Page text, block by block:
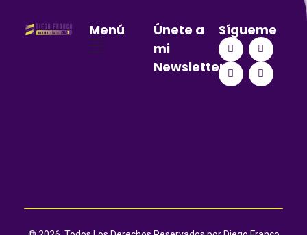
Menú
Únete a
mi
Newsletter
Sígueme